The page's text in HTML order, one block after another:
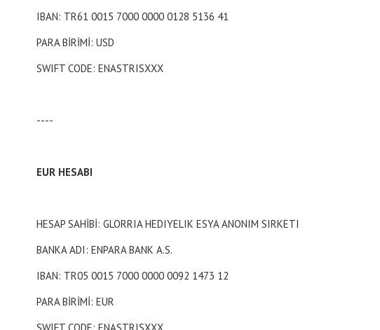
IBAN: TR61 0015 7000 0000 0128 5136 41
PARA BİRİMİ: USD
SWIFT CODE: ENASTRISXXX
----
EUR HESABI
HESAP SAHİBİ: GLORRIA HEDIYELIK ESYA ANONIM SIRKETI
BANKA ADI: ENPARA BANK A.S.
IBAN: TR05 0015 7000 0000 0092 1473 12
PARA BİRİMİ: EUR